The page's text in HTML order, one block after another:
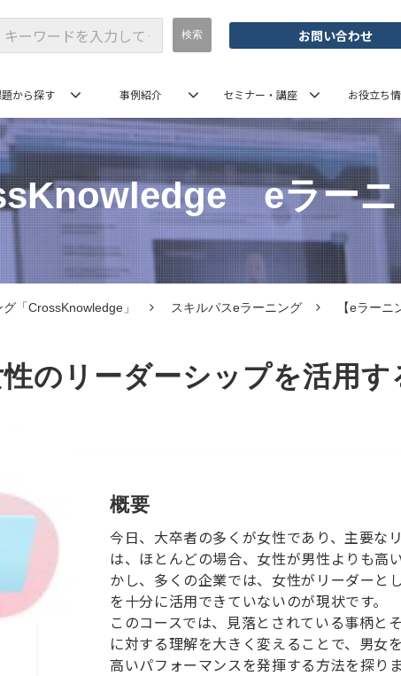
お問い合わせ
から探す 事例紹介 セミナー・講座 お役立ち
　eラー
「CrossKnowledge」 スキルパスeラーニング 【eラー
のリーダーシップを活用す
概要
今日、大卒者の多くが女性であり、主要な
は、ほとんどの場合、女性が男性よりも高
かし、多くの企業では、女性がリーダーと
を十分に活用できていないのが現状です。
このコースでは、見落とされている事柄と
に対する理解を大きく変えることで、男女
高いパフォーマンスを発揮する方法を探りま